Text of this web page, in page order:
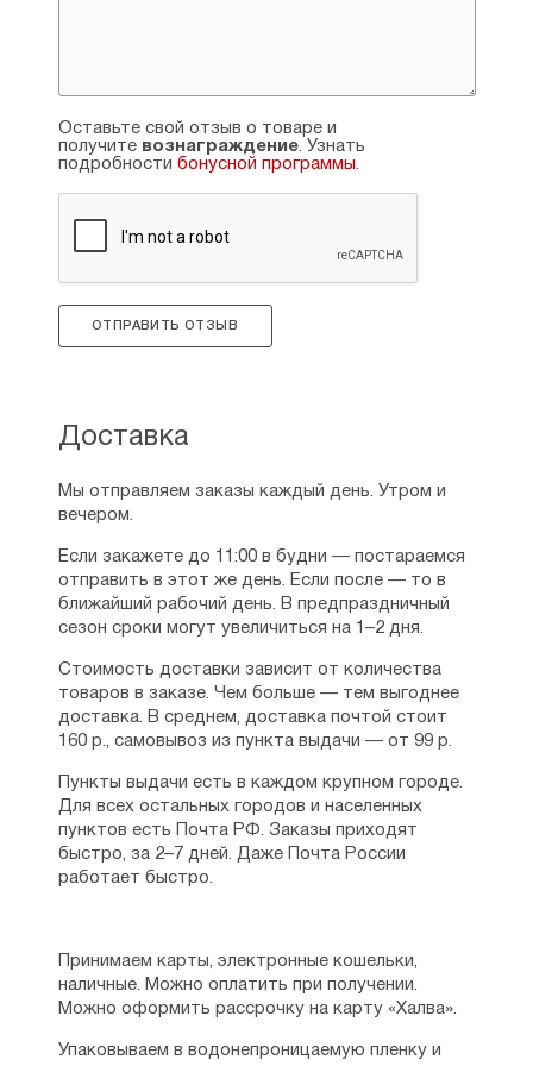
Оставьте свой отзыв о товаре и
получите вознаграждение. Узнать
подробности бонусной программы.
ОТПРАВИТЬ ОТЗЫВ
Доставка
Мы отправляем заказы каждый день. Утром и
вечером.
Если закажете до 11:00 в будни — постараемся
отправить в этот же день. Если после — то в
ближайший рабочий день. В предпраздничный
сезон сроки могут увеличиться на 1–2 дня.
Стоимость доставки зависит от количества
товаров в заказе. Чем больше — тем выгоднее
доставка. В среднем, доставка почтой стоит
160 р., самовывоз из пункта выдачи — от 99 р.
Пункты выдачи есть в каждом крупном городе.
Для всех остальных городов и населенных
пунктов есть Почта РФ. Заказы приходят
быстро, за 2–7 дней. Даже Почта России
работает быстро.
Принимаем карты, электронные кошельки,
наличные. Можно оплатить при получении.
Можно оформить рассрочку на карту «Халва».
Упаковываем в водонепроницаемую пленку и